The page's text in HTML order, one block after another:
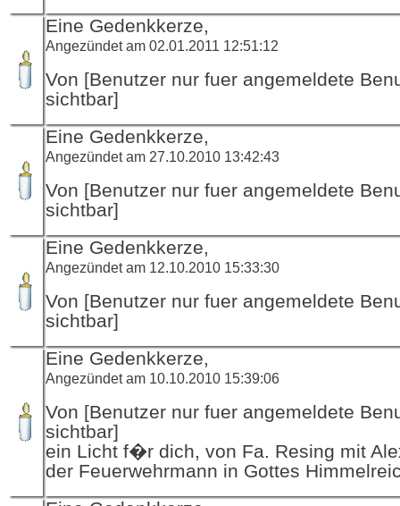
Eine Gedenkkerze,
Angezündet am 02.01.2011 12:51:12
Von [Benutzer nur fuer angemeldete
sichtbar]
Eine Gedenkkerze,
Angezündet am 27.10.2010 13:42:43
Von [Benutzer nur fuer angemeldete
sichtbar]
Eine Gedenkkerze,
Angezündet am 12.10.2010 15:33:30
Von [Benutzer nur fuer angemeldete
sichtbar]
Eine Gedenkkerze,
Angezündet am 10.10.2010 15:39:06
Von [Benutzer nur fuer angemeldete
sichtbar]
ein Licht f�r dich, von Fa. Resing mit
der Feuerwehrmann in Gottes